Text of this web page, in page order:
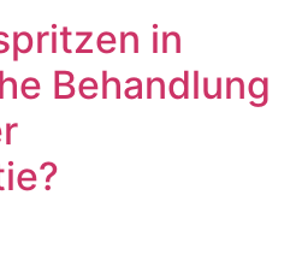
in
Behandlung